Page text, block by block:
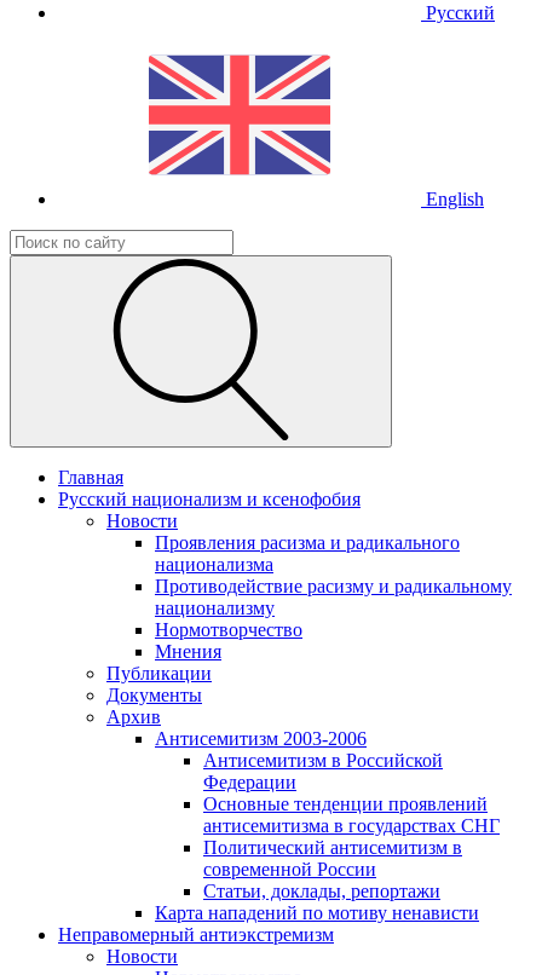
Русский
English
Главная
Русский национализм и ксенофобия
Новости
Проявления расизма и радикального
национализма
Противодействие расизму и радикальному
национализму
Нормотворчество
Мнения
Публикации
Документы
Архив
Антисемитизм 2003-2006
Антисемитизм в Российской
Федерации
Основные тенденции проявлений
антисемитизма в государствах СНГ
Политический антисемитизм в
современной России
Статьи, доклады, репортажи
Карта нападений по мотиву ненависти
Неправомерный антиэкстремизм
Новости